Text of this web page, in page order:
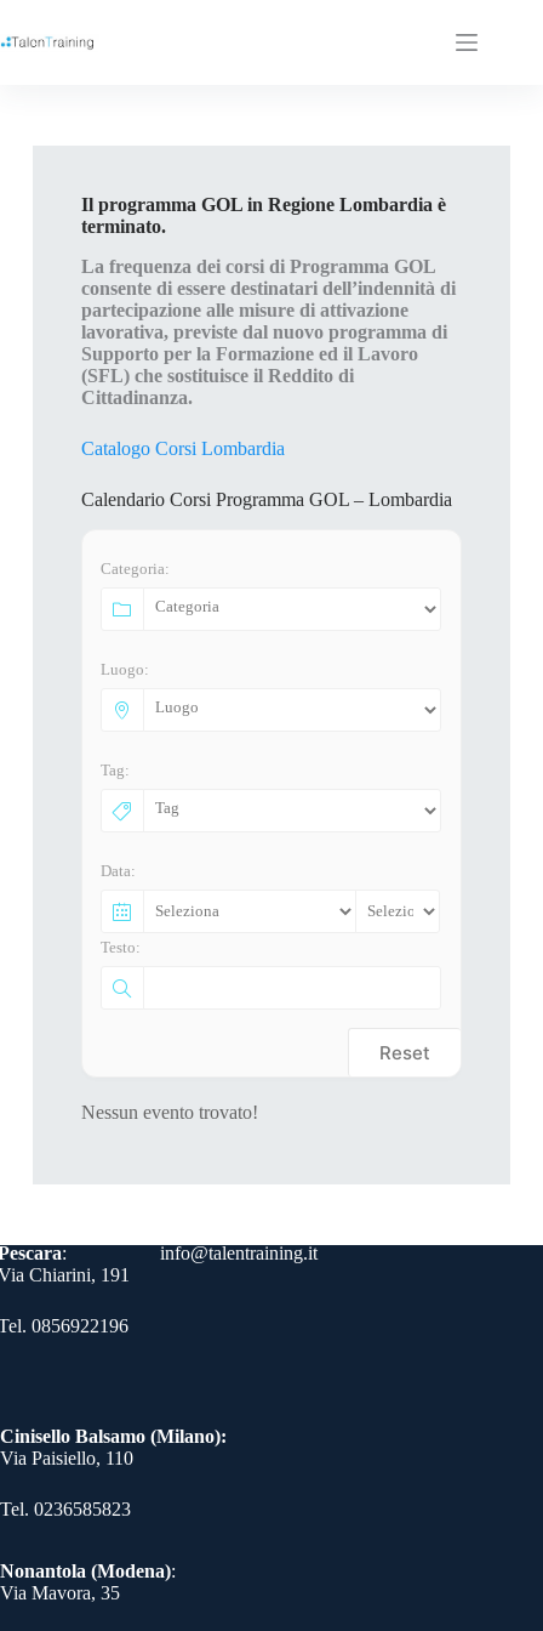
Il programma GOL in Regione Lombardia è
terminato.
La frequenza dei corsi di Programma GOL
consente di essere destinatari dell’indennità di
partecipazione alle misure di attivazione
lavorativa, previste dal nuovo programma di
Supporto per la Formazione ed il Lavoro
(SFL) che sostituisce il Reddito di
Cittadinanza.
Catalogo Corsi Lombardia
Calendario Corsi Programma GOL – Lombardia
Categoria:
Luogo:
Tag:
Data:
Testo:
Reset
Nessun evento trovato!
info@talentraining.it
:
Chiarini, 191
0856922196
Cinisello Balsamo (Milano):
Via Paisiello, 110
Tel. 0236585823​
Nonantola (Modena):
Via Mavora, 35